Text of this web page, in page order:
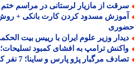
از مازیار لرستانی در مراسم ختم
مسدود کردن کارت بانکی + روش های
وزیر علوم ایران با رییس بیت الحکمه
ترامپ به افشای کمبود تسلیحات؛
مرگبار پژو پارس و ساینا؛ 7 نفر کشته و مصدوم شدند